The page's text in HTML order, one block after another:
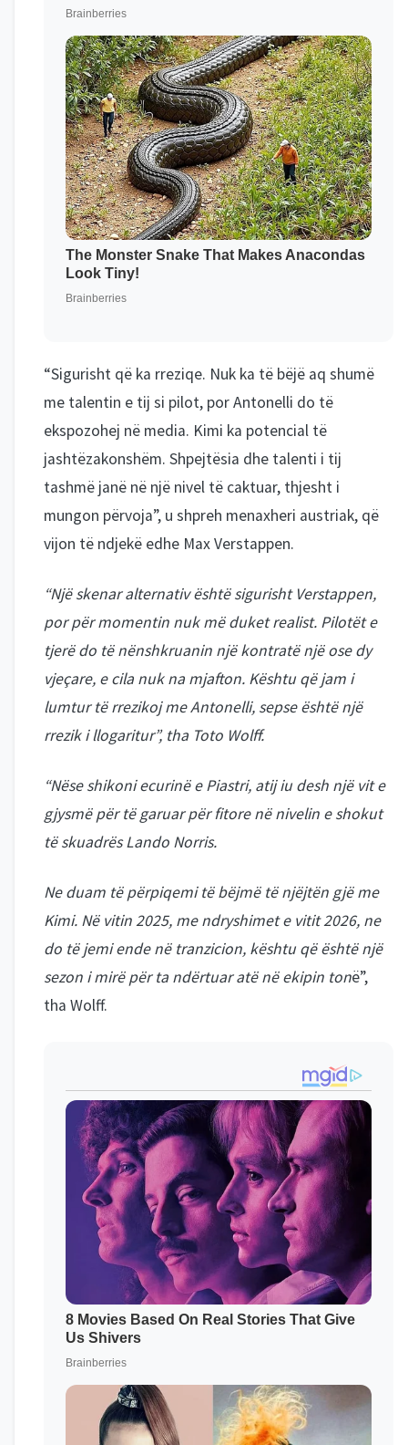
“Sigurisht që ka rreziqe. Nuk ka të bëjë aq shumë
me talentin e tij si pilot, por Antonelli do të
ekspozohej në media. Kimi ka potencial të
jashtëzakonshëm. Shpejtësia dhe talenti i tij
tashmë janë në një nivel të caktuar, thjesht i
mungon përvoja”, u shpreh menaxheri austriak, që
vijon të ndjekë edhe Max Verstappen.
“Një skenar alternativ është sigurisht Verstappen,
por për momentin nuk më duket realist. Pilotët e
tjerë do të nënshkruanin një kontratë një ose dy
vjeçare, e cila nuk na mjafton. Kështu që jam i
lumtur të rrezikoj me Antonelli, sepse është një
rrezik i llogaritur”, tha Toto Wolff.
“Nëse shikoni ecurinë e Piastri, atij iu desh një vit e
gjysmë për të garuar për fitore në nivelin e shokut
të skuadrës Lando Norris.
Ne duam të përpiqemi të bëjmë të njëjtën gjë me
Kimi. Në vitin 2025, me ndryshimet e vitit 2026, ne
do të jemi ende në tranzicion, kështu që është një
sezon i mirë për ta ndërtuar atë në ekipin tonë”,
tha Wolff.